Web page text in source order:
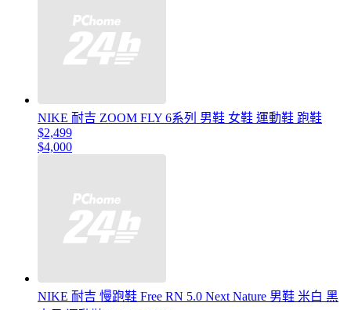
NIKE 耐吉 ZOOM FLY 6系列 男鞋 女鞋 運動鞋 跑鞋
$2,499
$4,000
NIKE 耐吉 慢跑鞋 Free RN 5.0 Next Nature 男鞋 米白 黑